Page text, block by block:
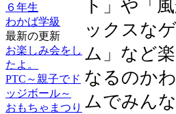
６年生
わかば学級
最新の更新
お楽しみ会をし
たよ。
PTC～親子でド
ッジボール～
おもちゃまつり
ト」や「
ックスな
ム」など
なるのか
ムでみん